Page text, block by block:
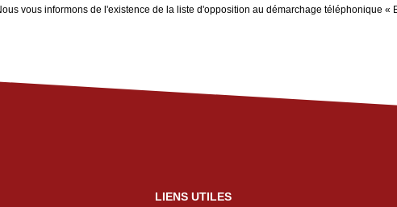
vous informons de l'existence de la liste d'opposition au démarchage téléphonique
LIENS UTILES